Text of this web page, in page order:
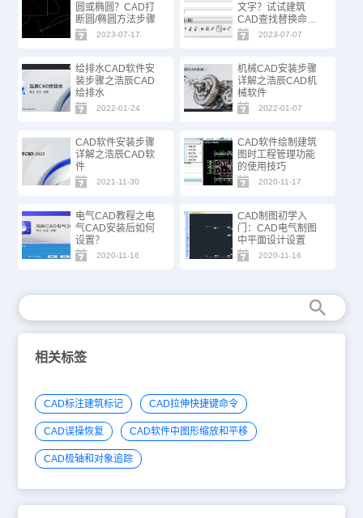
圆或椭圆？CAD打
断圆/椭圆方法步骤
2023-07-17
文字？试试建筑
CAD查找替换命
令！
2023-07-07
给排水CAD软件安
装步骤之浩辰CAD
给排水
2022-01-24
机械CAD安装步骤
详解之浩辰CAD机
械软件
2022-01-07
CAD软件安装步骤
详解之浩辰CAD软
件
2021-11-30
CAD软件绘制建筑
图时工程管理功能
的使用技巧
2020-11-17
电气CAD教程之电
气CAD安装后如何
设置？
2020-11-16
CAD制图初学入
门：CAD电气制图
中平面设计设置
2020-11-16
相关标签
CAD标注建筑标记 CAD拉伸快捷键命令
CAD误操恢复 CAD软件中图形缩放和平移
CAD极轴和对象追踪